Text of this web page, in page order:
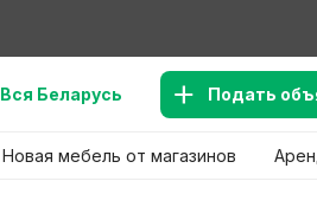
Вся Беларусь Подать
Новая мебель от магазинов